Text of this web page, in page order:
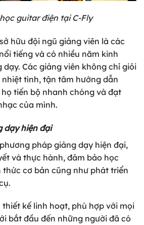
guitar điện tại C-Fly
hữu đội ngũ giảng viên là các
tiếng và có nhiều năm kinh
Các giảng viên không chỉ giỏi
tình, tận tâm hướng dẫn
tiến bộ nhanh chóng và đạt
của mình.
dạy hiện đại
pháp giảng dạy hiện đại,
và thực hành, đảm bảo học
thức cơ bản cũng như phát triển
kế linh hoạt, phù hợp với mọi
bắt đầu đến những người đã có